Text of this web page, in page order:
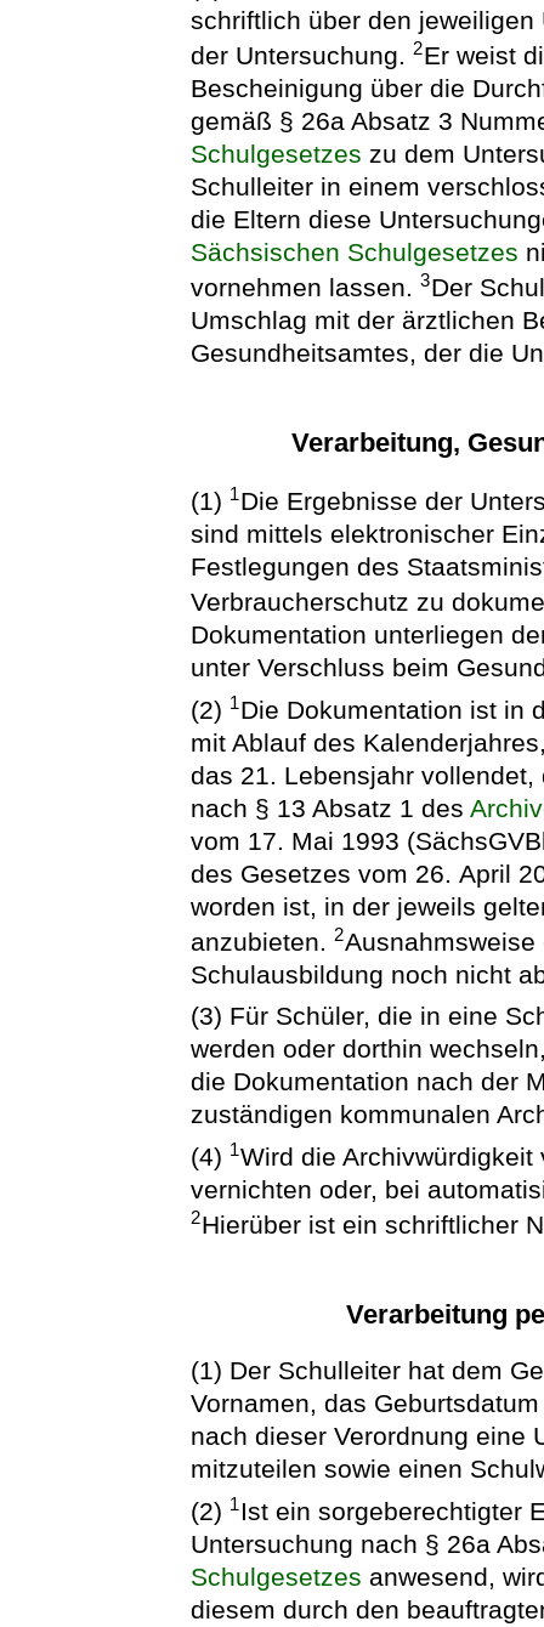
schriftlich über den
der Untersuchung.2Er weist
Bescheinigung über die
gemäß § 26a Absatz 3
Schulgesetzes zu dem
Schulleiter in einem
die Eltern diese
Sächsischen Schulgesetzes
vornehmen lassen.3Der
Umschlag mit der ärztlichen
Gesundheitsamtes, der die
Verarbeitung,
(1) 1Die Ergebnisse der
sind mittels elektronischer
Festlegungen des
Verbraucherschutz zu
Dokumentation unterliegen
unter Verschluss beim
(2) 1Die Dokumentation ist in
mit Ablauf des
das 21. Lebensjahr
nach § 13 Absatz 1 des
vom 17. Mai 1993
des Gesetzes vom 26. April
worden ist, in der jeweils
anzubieten.2
Schulausbildung noch nicht
(3) Für Schüler, die in eine
werden oder dorthin
die Dokumentation nach der
zuständigen kommunalen
(4) 1Wird die
vernichten oder, bei
2Hierüber ist ein schriftlicher
Verarbeitung
(1) Der Schulleiter hat dem
Vornamen, das
nach dieser Verordnung eine
mitzuteilen sowie einen
(2) 1 Ist ein sorgeberechtigter
Untersuchung nach § 26a
Schulgesetzes anwesend,
diesem durch den